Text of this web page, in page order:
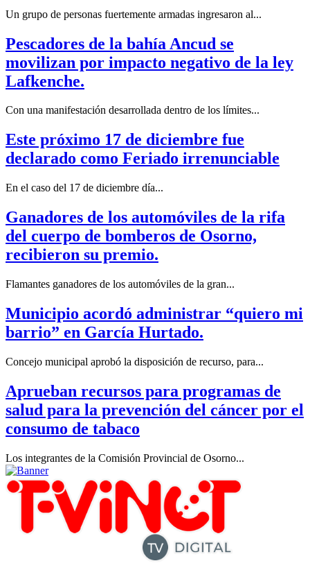
Un grupo de personas fuertemente armadas ingresaron al...
Pescadores de la bahía Ancud se
movilizan por impacto negativo de la ley
Lafkenche.
Con una manifestación desarrollada dentro de los límites...
Este próximo 17 de diciembre fue
declarado como Feriado irrenunciable
En el caso del 17 de diciembre día...
Ganadores de los automóviles de la rifa
del cuerpo de bomberos de Osorno,
recibieron su premio.
Flamantes ganadores de los automóviles de la gran...
Municipio acordó administrar “quiero mi
barrio” en García Hurtado.
Concejo municipal aprobó la disposición de recurso, para...
Aprueban recursos para programas de
salud para la prevención del cáncer por el
consumo de tabaco
Los integrantes de la Comisión Provincial de Osorno...